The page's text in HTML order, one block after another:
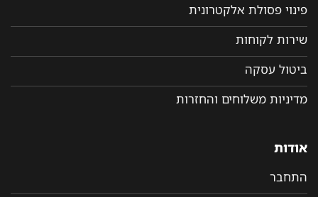
פינוי פסולת אלקטרונית
שירות לקוחות
ביטול עסקה
מדיניות משלוחים והחזרות
אודות
התחבר